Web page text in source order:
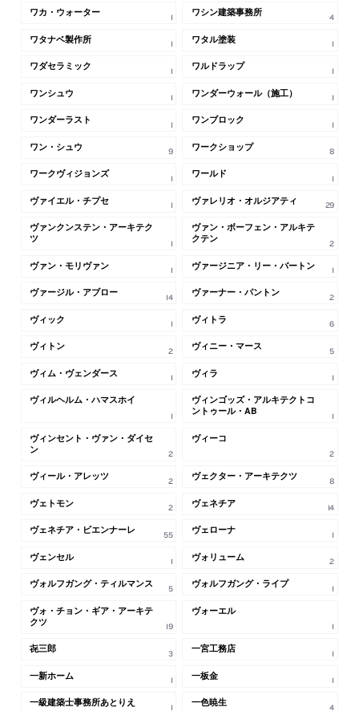
ワカ・ウォーター 1 ワシン建築事務所 4
ワタナベ製作所 1 ワタル塗装 1
ワダセラミック 1 ワルドラップ 1
ワンシュウ 1 ワンダーウォール（施工） 1
ワンダーラスト 1 ワンブロック 1
ワン・シュウ 9 ワークショップ 8
ワークヴィジョンズ 1 ワールド 1
ヴァイエル・チプセ 1 ヴァレリオ・オルジアティ 29
ヴァンクンステン・アーキテク
ツ
1
ヴァン・ボーフェン・アルキテ
クテン
2
ヴァン・モリヴァン 1 ヴァージニア・リー・バートン 1
ヴァージル・アブロー 14 ヴァーナー・パントン 2
ヴィック 1 ヴィトラ 6
ヴィトン 2 ヴィニー・マース 5
ヴィム・ヴェンダース 1 ヴィラ 1
ヴィルヘルム・ハマスホイ
1
ヴィンゴッズ・アルキテクトコ
ントゥール・AB
1
ヴィンセント・ヴァン・ダイセ
ン
2
ヴィーコ
2
ヴィール・アレッツ 2 ヴェクター・アーキテクツ 8
ヴェトモン 2 ヴェネチア 14
ヴェネチア・ビエンナーレ 55 ヴェローナ 1
ヴェンセル 1 ヴォリューム 2
ヴォルフガング・ティルマンス 5 ヴォルフガング・ライプ 1
ヴォ・チョン・ギア・アーキテ
クツ
19
ヴォーエル
1
㐂三郎 3 一宮工務店 1
一新ホーム 1 一板金 1
一級建築士事務所あとりえ 1 一色暁生 4